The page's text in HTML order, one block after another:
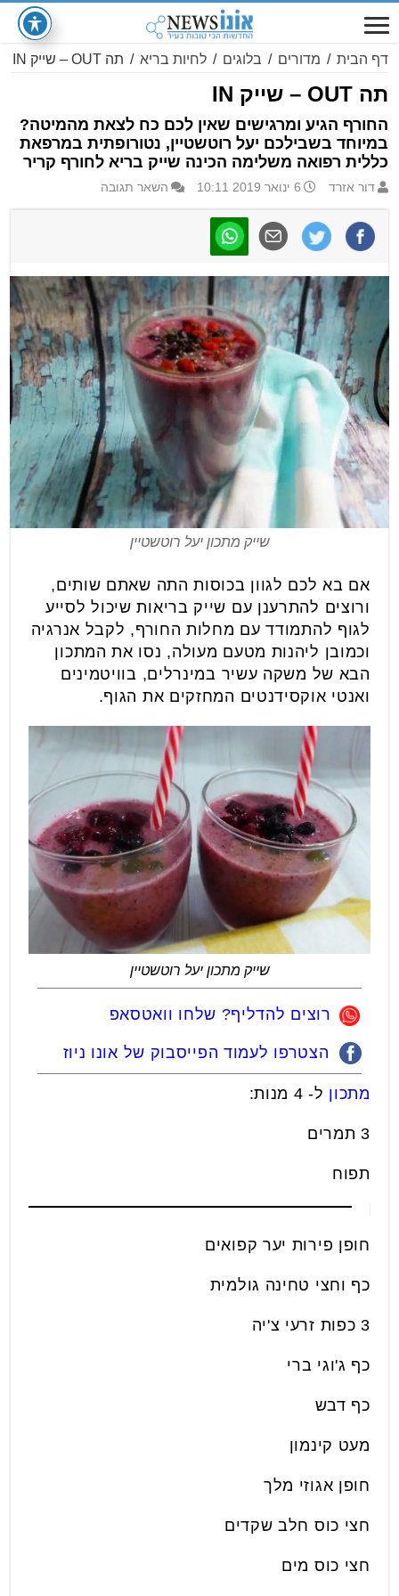
דף הבית / מדורים / בלוגים / לחיות בריא / תה OUT – שייק IN
תה OUT – שייק IN
החורף הגיע ומרגישים שאין לכם כח לצאת מהמיטה?
במיוחד בשבילכם יעל רוטשטיין, נטורופתית במרפאת
כללית רפואה משלימה הכינה שייק בריא לחורף קריר
דור אזרד 6 ינואר 2019 10:11 השאר תגובה
שייק מתכון יעל רוטשטיין
אם בא לכם לגוון בכוסות התה שאתם שותים,
ורוצים להתרענן עם שייק בריאות שיכול לסייע
לגוף להתמודד עם מחלות החורף, לקבל אנרגיה
וכמובן ליהנות מטעם מעולה, נסו את המתכון
הבא של משקה עשיר במינרלים, בוויטמינים
ואנטי אוקסידנטים המחזקים את הגוף.
שייק מתכון יעל רוטשטיין
רוצים להדליף? שלחו וואטסאפ
הצטרפו לעמוד הפייסבוק של אונו ניוז
מתכון ל- 4 מנות:
3 תמרים
תפוח
חופן פירות יער קפואים
כף וחצי טחינה גולמית
3 כפות זרעי צ'יה
כף ג'וגי ברי
כף דבש
מעט קינמון
חופן אגוזי מלך
חצי כוס חלב שקדים
חצי כוס מים